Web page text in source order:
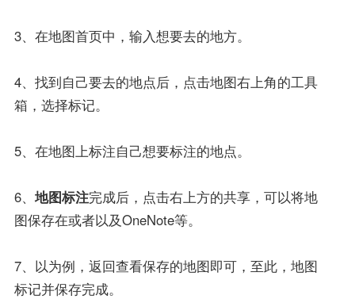
3、在地图首页中，输入想要去的地方。
4、找到自己要去的地点后，点击地图右上角的工具
箱，选择标记。
5、在地图上标注自己想要标注的地点。
6、 地图标注完成后，点击右上方的共享，可以将地
图保存在或者以及OneNote等。
7、以为例，返回查看保存的地图即可，至此，地图
标记并保存完成。